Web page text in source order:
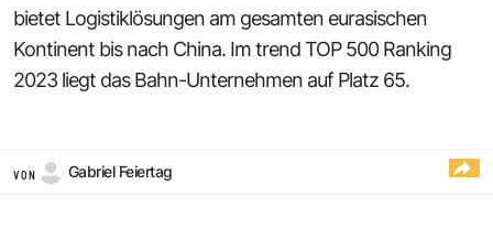
bietet Logistiklösungen am gesamten eurasischen
Kontinent bis nach China. Im trend TOP 500 Ranking
2023 liegt das Bahn-Unternehmen auf Platz 65.
VON Gabriel Feiertag